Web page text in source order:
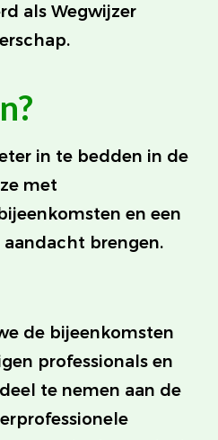
als Wegwijzer
in te bedden in de
met
en een
brengen.
de bijeenkomsten
professionals en
te nemen aan de